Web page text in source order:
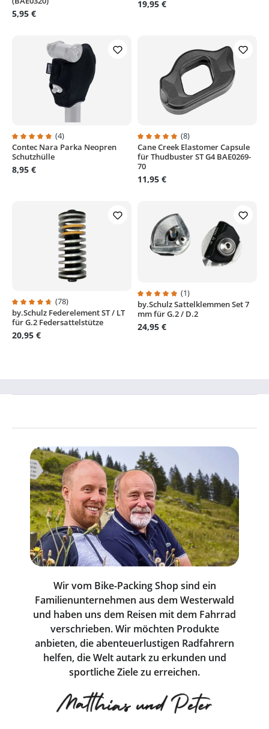
5,95 €
19,95 €
Durchschnittliche Bewertung von 5 von 5 Sternen
(4)
Contec Nara Parka Neopren
Schutzhülle
8,95 €
Durchschnittliche Bewertung
(8)
Cane Creek Elastomer Capsule
für Thudbuster ST G4 BAE0269-
70
11,95 €
Durchschnittliche Bewertung von 4.8 von 5 Sternen
(78)
by.Schulz Federelement ST / LT
für G.2 Federsattelstütze
20,95 €
Durchschnittliche Bewertung
(1)
by.Schulz Sattelklemmen Set 7
mm für G.2 / D.2
24,95 €
Wir vom Bike-Packing Shop sind ein
Familienunternehmen aus dem Westerwald
und haben uns dem Reisen mit dem Fahrrad
verschrieben. Wir möchten Produkte
anbieten, die abenteuerlustigen Radfahrern
helfen, die Welt autark zu erkunden und
sportliche Ziele zu erreichen.